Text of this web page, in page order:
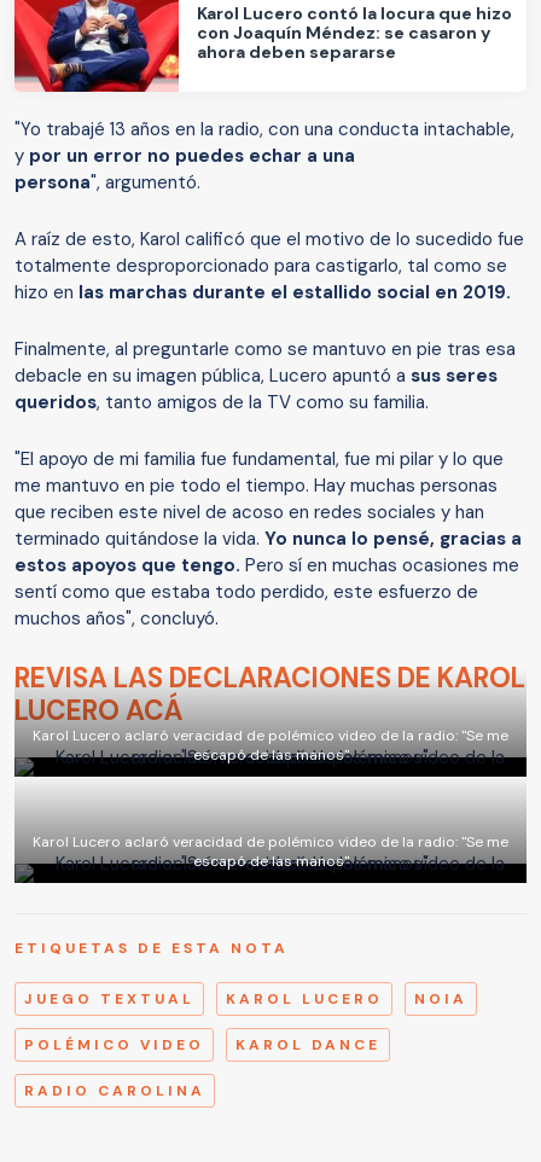
Karol Lucero contó la locura que hizo
con Joaquín Méndez: se casaron y
ahora deben separarse
"Yo trabajé 13 años en la radio, con una conducta intachable,
y por un error no puedes echar a una
persona", argumentó.
A raíz de esto, Karol calificó que el motivo de lo sucedido fue
totalmente desproporcionado para castigarlo, tal como se
hizo en las marchas durante el estallido social en 2019.
Finalmente, al preguntarle como se mantuvo en pie tras esa
debacle en su imagen pública, Lucero apuntó a sus seres
queridos, tanto amigos de la TV como su familia.
"El apoyo de mi familia fue fundamental, fue mi pilar y lo que
me mantuvo en pie todo el tiempo. Hay muchas personas
que reciben este nivel de acoso en redes sociales y han
terminado quitándose la vida. Yo nunca lo pensé, gracias a
estos apoyos que tengo. Pero sí en muchas ocasiones me
sentí como que estaba todo perdido, este esfuerzo de
muchos años", concluyó.
REVISA LAS DECLARACIONES DE KAROL
LUCERO ACÁ
Karol Lucero aclaró veracidad de polémico video de la radio: "Se me
escapó de las manos"
Karol Lucero aclaró veracidad de polémico video de la radio: "Se me
escapó de las manos"
ETIQUETAS DE ESTA NOTA
JUEGO TEXTUAL KAROL LUCERO NOIA
POLÉMICO VIDEO KAROL DANCE
RADIO CAROLINA